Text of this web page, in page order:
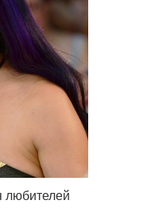
любителей